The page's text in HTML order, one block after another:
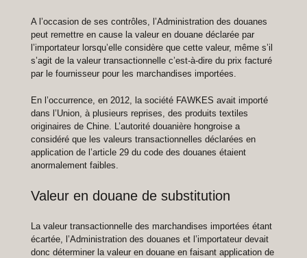
A l’occasion de ses contrôles, l’Administration des douanes
peut remettre en cause la valeur en douane déclarée par
l’importateur lorsqu’elle considère que cette valeur, même s’il
s’agit de la valeur transactionnelle c’est-à-dire du prix facturé
par le fournisseur pour les marchandises importées.
En l’occurrence, en 2012, la société FAWKES avait importé
dans l’Union, à plusieurs reprises, des produits textiles
originaires de Chine. L’autorité douanière hongroise a
considéré que les valeurs transactionnelles déclarées en
application de l’article 29 du code des douanes étaient
anormalement faibles.
Valeur en douane de substitution
La valeur transactionnelle des marchandises importées étant
écartée, l’Administration des douanes et l’importateur devait
donc déterminer la valeur en douane en faisant application de